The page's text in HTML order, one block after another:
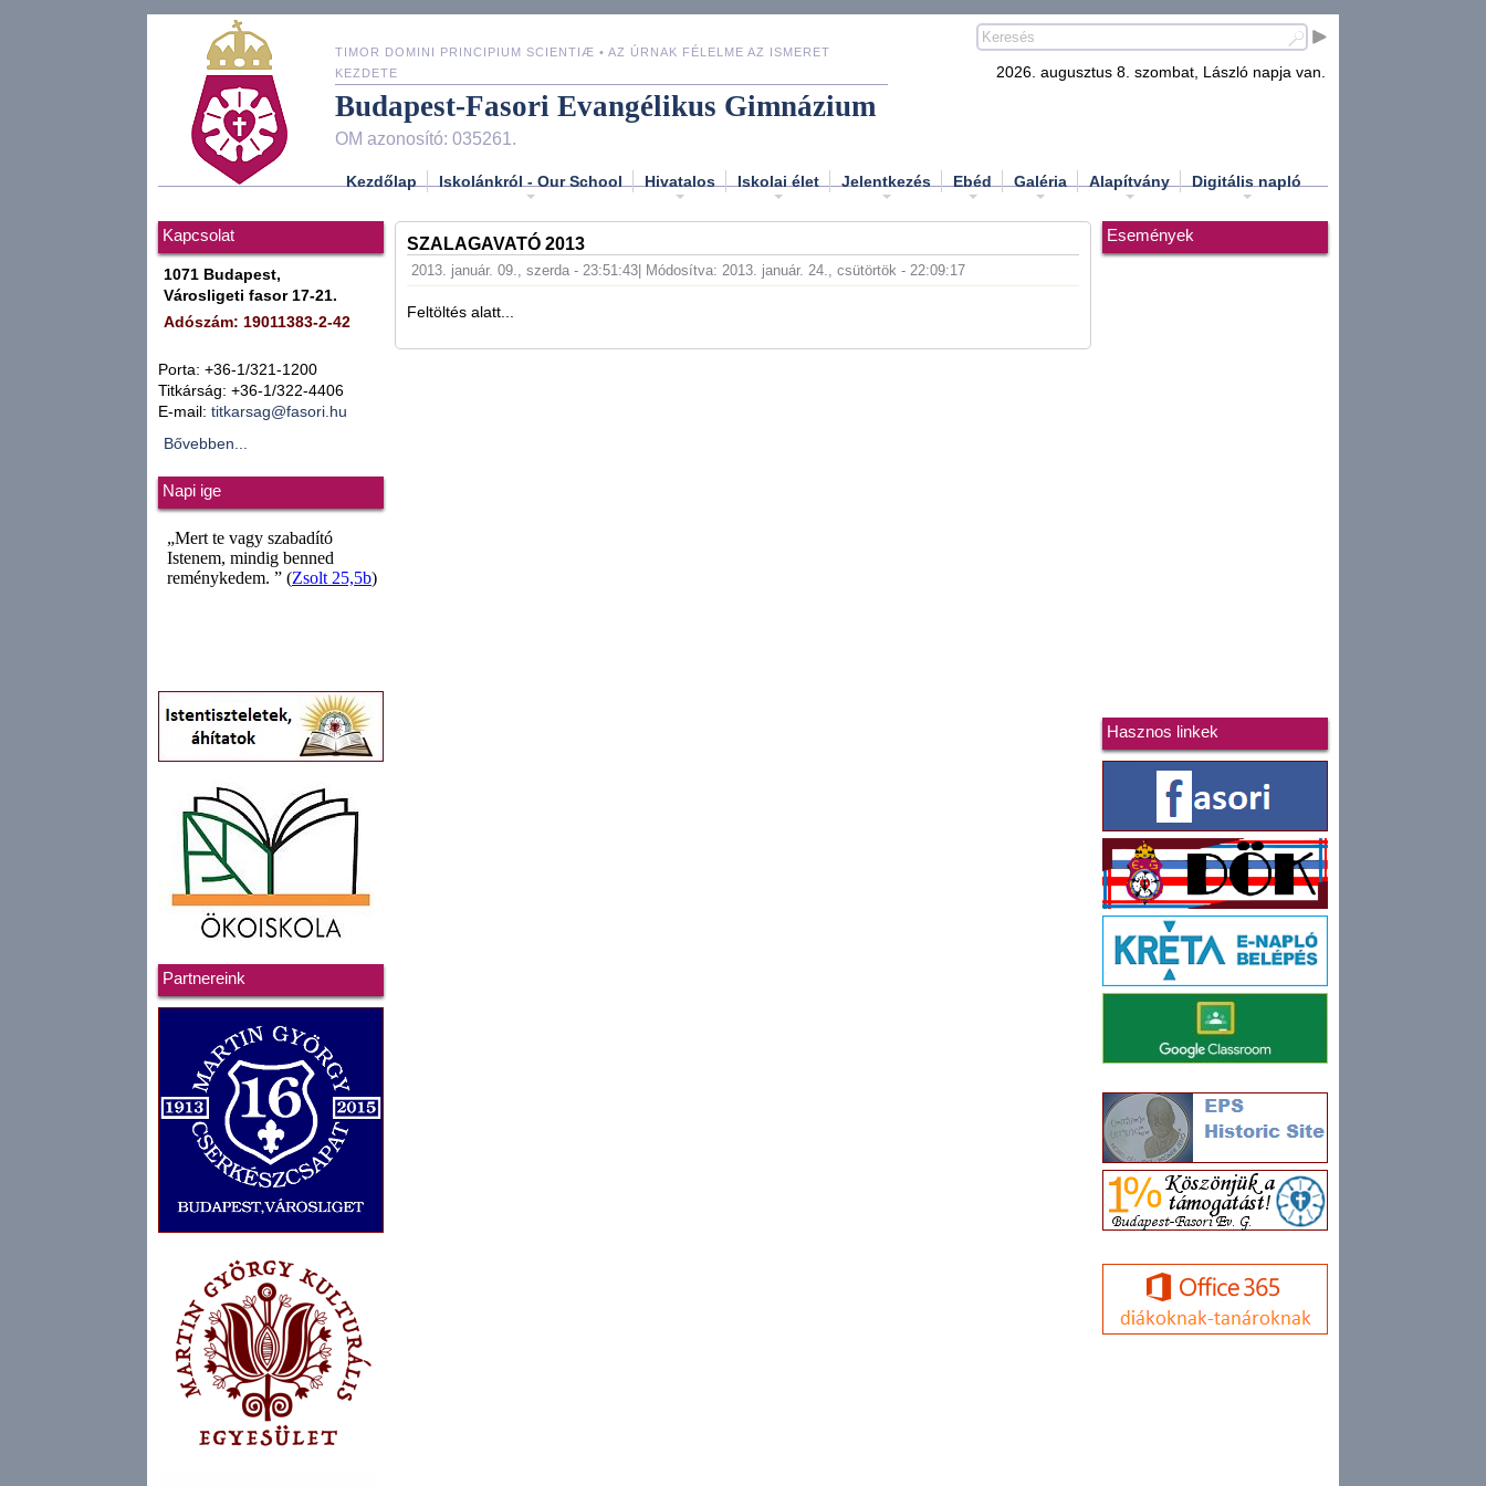
TIMOR DOMINI PRINCIPIUM SCIENTIÆ • AZ ÚRNAK FÉLELME AZ ISMERET
KEZDETE
Budapest-Fasori Evangélikus Gimnázium
OM azonosító: 035261.
2026. augusztus 8. szombat, László napja van.
Kezdőlap Iskolánkról - Our School Hivatalos Iskolai élet Jelentkezés Ebéd Galéria Alapítvány Digitális napló
Kapcsolat
1071 Budapest,
Városligeti fasor 17-21.
Adószám: 19011383-2-42
Porta: +36-1/321-1200
Titkárság: +36-1/322-4406
E-mail: titkarsag@fasori.hu
Bővebben...
Napi ige
Partnereink
SZALAGAVATÓ 2013
2013. január. 09., szerda - 23:51:43 | Módosítva: 2013. január. 24., csütörtök - 22:09:17
Feltöltés alatt...
Események
Hasznos linkek